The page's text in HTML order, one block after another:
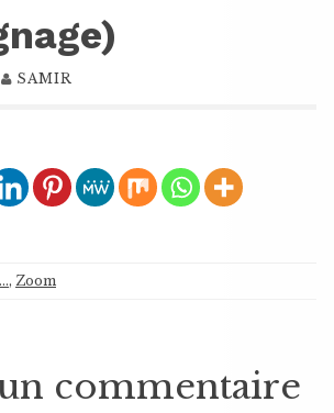
SAMIR
, Zoom
commentaire